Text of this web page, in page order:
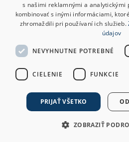
s našimi reklamnými a
kombinovať s inými informáciami,
zhromaždili pri používaní ich služieb.
údajov
NEVYHNUTNE POTREBNÉ
CIELENIE FUNKCIE
PRIJAŤ VŠETKO
ZOBRAZIŤ